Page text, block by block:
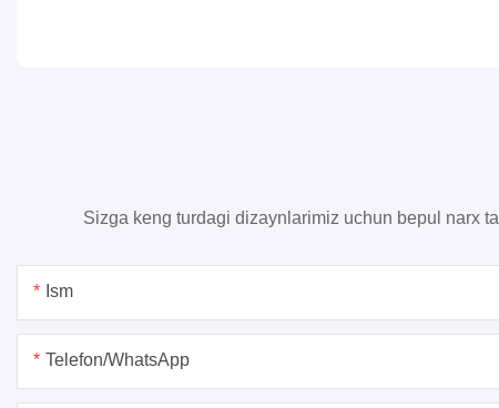
Sizga keng turdagi dizaynlarimiz uchun bepul narx
Ism
Telefon/whatsApp